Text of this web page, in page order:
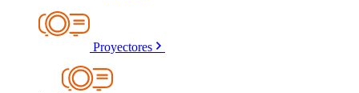
Proyectores